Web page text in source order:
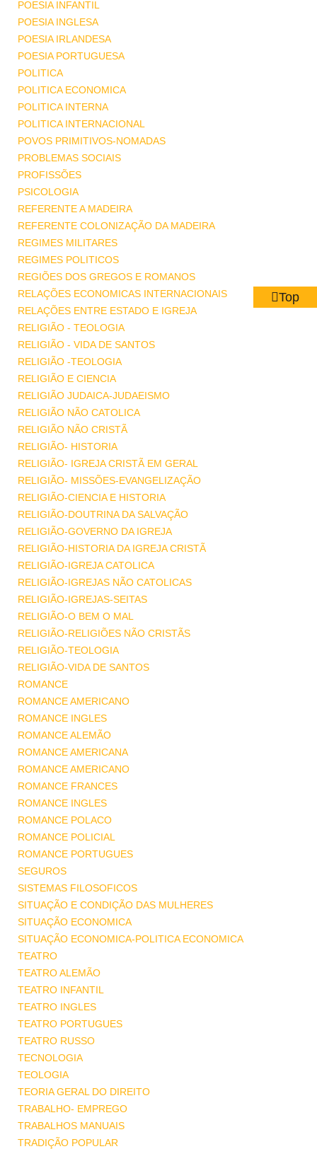
POESIA INFANTIL
POESIA INGLESA
POESIA IRLANDESA
POESIA PORTUGUESA
POLITICA
POLITICA ECONOMICA
POLITICA INTERNA
POLITICA INTERNACIONAL
POVOS PRIMITIVOS-NOMADAS
PROBLEMAS SOCIAIS
PROFISSÕES
PSICOLOGIA
REFERENTE A MADEIRA
REFERENTE COLONIZAÇÃO DA MADEIRA
REGIMES MILITARES
REGIMES POLITICOS
REGIÕES DOS GREGOS E ROMANOS
RELAÇÕES ECONOMICAS INTERNACIONAIS
RELAÇÕES ENTRE ESTADO E IGREJA
RELIGIÃO - TEOLOGIA
RELIGIÃO - VIDA DE SANTOS
RELIGIÃO -TEOLOGIA
RELIGIÃO E CIENCIA
RELIGIÃO JUDAICA-JUDAEISMO
RELIGIÃO NÃO CATOLICA
RELIGIÃO NÃO CRISTÃ
RELIGIÃO- HISTORIA
RELIGIÃO- IGREJA CRISTÃ EM GERAL
RELIGIÃO- MISSÕES-EVANGELIZAÇÃO
RELIGIÃO-CIENCIA E HISTORIA
RELIGIÃO-DOUTRINA DA SALVAÇÃO
RELIGIÃO-GOVERNO DA IGREJA
RELIGIÃO-HISTORIA DA IGREJA CRISTÃ
RELIGIÃO-IGREJA CATOLICA
RELIGIÃO-IGREJAS NÃO CATOLICAS
RELIGIÃO-IGREJAS-SEITAS
RELIGIÃO-O BEM O MAL
RELIGIÃO-RELIGIÕES NÃO CRISTÃS
RELIGIÃO-TEOLOGIA
RELIGIÃO-VIDA DE SANTOS
ROMANCE
ROMANCE AMERICANO
ROMANCE INGLES
ROMANCE ALEMÃO
ROMANCE AMERICANA
ROMANCE AMERICANO
ROMANCE FRANCES
ROMANCE INGLES
ROMANCE POLACO
ROMANCE POLICIAL
ROMANCE PORTUGUES
SEGUROS
SISTEMAS FILOSOFICOS
SITUAÇÃO E CONDIÇÃO DAS MULHERES
SITUAÇÃO ECONOMICA
SITUAÇÃO ECONOMICA-POLITICA ECONOMICA
TEATRO
TEATRO ALEMÃO
TEATRO INFANTIL
TEATRO INGLES
TEATRO PORTUGUES
TEATRO RUSSO
TECNOLOGIA
TEOLOGIA
TEORIA GERAL DO DIREITO
TRABALHO- EMPREGO
TRABALHOS MANUAIS
TRADIÇÃO POPULAR
Top